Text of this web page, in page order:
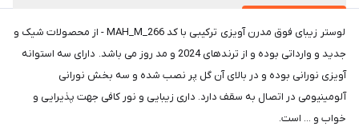
لوستر زیبای فوق مدرن آویزی ترکیبی با کد MAH_M_266 - از محصولات شیک و
جدید و وارداتی بوده و از ترندهای 2024 و مد روز می باشد. دارای سه استوانه
آویزی نورانی بوده و در بالای آن گل پر نصب شده و سه بخش نورانی
آلومینیومی در اتصال به سقف دارد. داری زیبایی و نور کافی جهت پذیرایی و
خواب و ... است.